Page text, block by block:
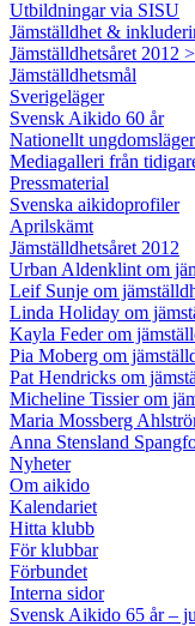
Utbildningar via SISU
Jämställdhet &
Jämställdhetsåret 2012 >
Jämställdhetsmål
Sverigeläger
Svensk Aikido 60 år
Nationellt ungdomsläger
Mediagalleri från
Pressmaterial
Svenska aikidoprofiler
Aprilskämt
Jämställdhetsåret 2012
Urban Aldenklint om
Leif Sunje om
Linda Holiday om
Kayla Feder om
Pia Moberg om
Pat Hendricks om
Micheline Tissier om
Maria Mossberg
Anna Stensland
Nyheter
Om aikido
Kalendariet
Hitta klubb
För klubbar
Förbundet
Interna sidor
Svensk Aikido 65 år –